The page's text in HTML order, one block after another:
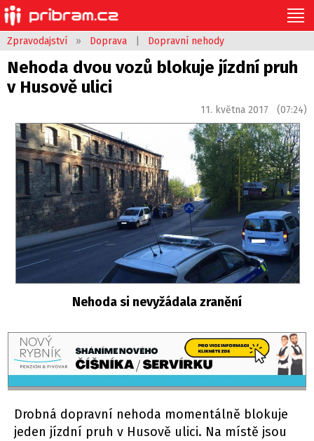
Zpravodajství » Doprava Dopravní nehody
Nehoda dvou vozů blokuje jízdní pruh
v Husově ulici
11. května 2017 (07:24)
Nehoda si nevyžádala zranění
Drobná dopravní nehoda momentálně blokuje
jeden jízdní pruh v Husově ulici. Na místě jsou